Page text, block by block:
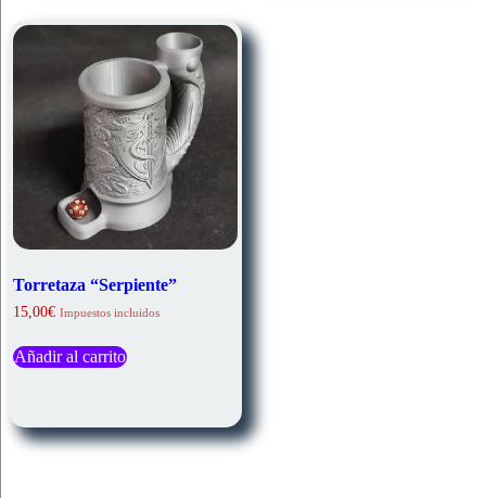
Torretaza “Serpiente”
15,00€ Impuestos incluidos
Añadir al carrito